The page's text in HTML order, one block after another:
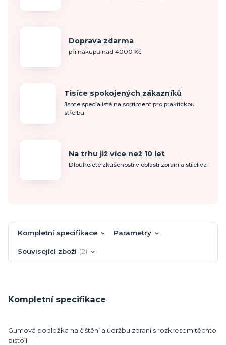
Doprava zdarma
při nákupu nad 4000 Kč
Tisíce spokojených zákazníků
Jsme specialisté na sortiment pro praktickou
střelbu
Na trhu již více než 10 let
Dlouholeté zkušenosti v oblasti zbraní a střeliva
Kompletní specifikace Parametry
Související zboží 2
Kompletní specifikace
Gumová podložka na čištění a údržbu zbraní s rozkresem těchto
pistolí: